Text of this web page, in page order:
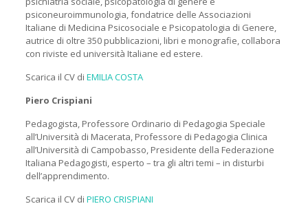
psiconeuroimmunologia, fondatrice delle Associazioni
Italiane di Medicina Psicosociale e Psicopatologia di Genere,
autrice di oltre 350 pubblicazioni, libri e monografie, collabora
con riviste ed università Italiane ed estere.
Scarica il CV di EMILIA COSTA
Piero Crispiani
Pedagogista, Professore Ordinario di Pedagogia Speciale
all’Università di Macerata, Professore di Pedagogia Clinica
all’Università di Campobasso, Presidente della Federazione
Italiana Pedagogisti, esperto – tra gli altri temi – in disturbi
dell’apprendimento.
Scarica il CV di PIERO CRISPIANI